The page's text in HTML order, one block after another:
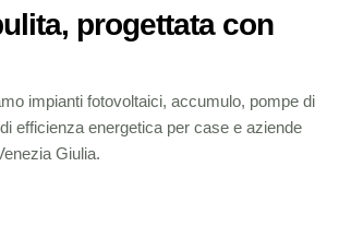
progettata con
impianti fotovoltaici, accumulo, pompe di
efficienza energetica per case e aziende
Giulia.